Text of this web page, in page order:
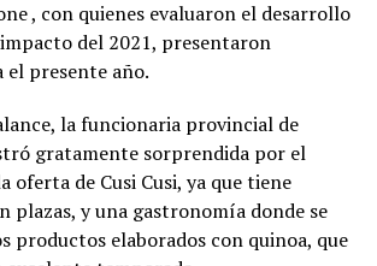
, con quienes evaluaron el desarrollo
del 2021, presentaron
el presente año.
la funcionaria provincial de
gratamente sorprendida por el
oferta de Cusi Cusi, ya que tiene
plazas, y una gastronomía donde se
productos elaborados con quinoa, que